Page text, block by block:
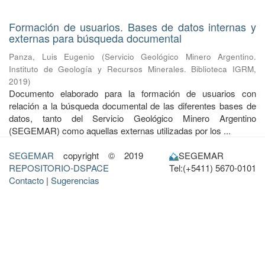
Formación de usuarios. Bases de datos internas y
externas para búsqueda documental
Panza, Luis Eugenio (Servicio Geológico Minero Argentino.
Instituto de Geología y Recursos Minerales. Biblioteca IGRM,
2019)
Documento elaborado para la formación de usuarios con
relación a la búsqueda documental de las diferentes bases de
datos, tanto del Servicio Geológico Minero Argentino
(SEGEMAR) como aquellas externas utilizadas por los ...
SEGEMAR copyright © 2019
REPOSITORIO-DSPACE
Contacto | Sugerencias
SEGEMAR
Tel:(+5411) 5670-0101